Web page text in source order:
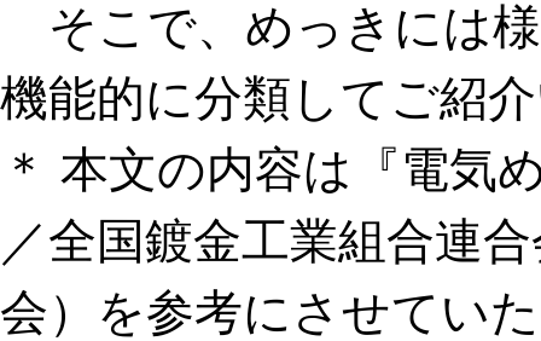
そこで、めっきには
機能的に分類してご紹
＊ 本文の内容は『電気
／全国鍍金工業組合連
会）を参考にさせてい